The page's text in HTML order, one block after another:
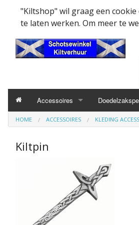
"Kiltshop" wil graag een
te laten werken. Om meer te
Accessoires
Kleding accesssoiresBelt
Buckle
Collector items en Curiosa
Militairy
Doedelzak - Piper - muziek
Mondkapjes
HOME ACCESSOIRES KLEDING
Kiltpin